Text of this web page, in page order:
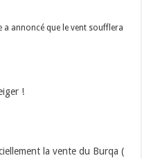
annoncé que le vent soufflera
!
la vente du Burqa (